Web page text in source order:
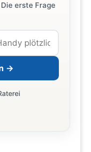
erste Frage
→